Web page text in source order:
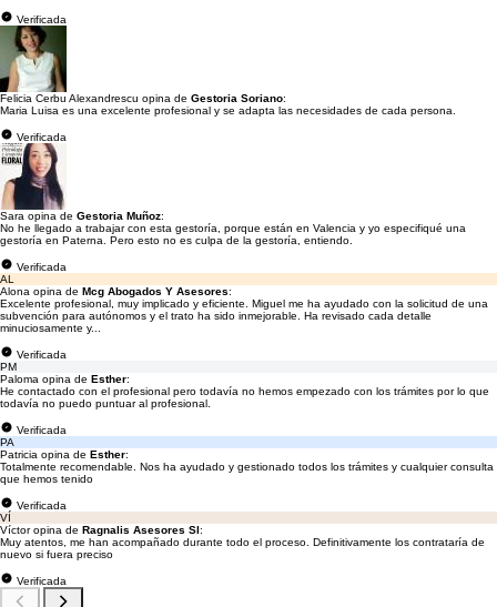
Verificada
Felicia Cerbu Alexandrescu opina de Gestoria Soriano:
Maria Luisa es una excelente profesional y se adapta las necesidades de cada persona.
Verificada
Sara opina de Gestoria Muñoz:
No he llegado a trabajar con esta gestoría, porque están en Valencia y yo especifiqué una
gestoría en Paterna. Pero esto no es culpa de la gestoría, entiendo.
Verificada
AL
Alona opina de Mcg Abogados Y Asesores:
Excelente profesional, muy implicado y eficiente. Miguel me ha ayudado con la solicitud de una
subvención para autónomos y el trato ha sido inmejorable. Ha revisado cada detalle
minuciosamente y...
Verificada
PM
Paloma opina de Esther:
He contactado con el profesional pero todavía no hemos empezado con los trámites por lo que
todavía no puedo puntuar al profesional.
Verificada
PA
Patricia opina de Esther:
Totalmente recomendable. Nos ha ayudado y gestionado todos los trámites y cualquier consulta
que hemos tenido
Verificada
VÍ
Víctor opina de Ragnalis Asesores Sl:
Muy atentos, me han acompañado durante todo el proceso. Definitivamente los contrataría de
nuevo si fuera preciso
Verificada